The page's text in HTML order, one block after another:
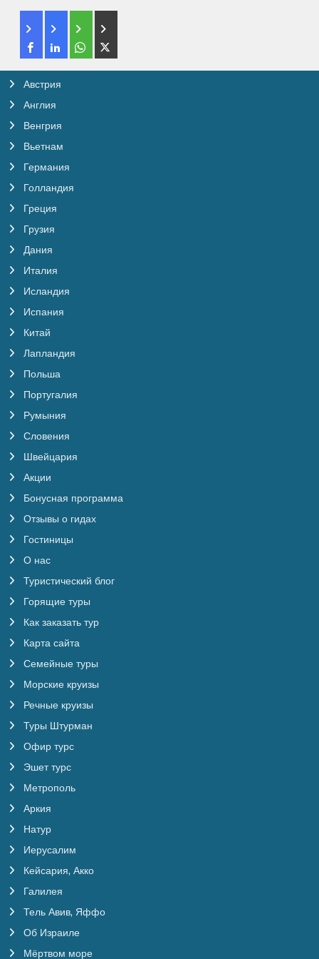
Австрия
Англия
Венгрия
Вьетнам
Германия
Голландия
Греция
Грузия
Дания
Италия
Исландия
Испания
Китай
Лапландия
Польша
Португалия
Румыния
Словения
Швейцария
Акции
Бонусная программа
Отзывы о гидах
Гостиницы
О нас
Туристический блог
Горящие туры
Как заказать тур
Карта сайта
Семейные туры
Морские круизы
Речные круизы
Туры Штурман
Офир турс
Эшет турс
Метрополь
Аркия
Натур
Иерусалим
Кейсария, Акко
Галилея
Тель Авив, Яффо
Об Израиле
Мёртвом море